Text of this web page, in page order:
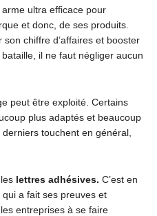
ultra efficace pour
et donc, de ses produits.
chiffre d’affaires et booster
il ne faut négliger aucun
peut être exploité. Certains
plus adaptés et beaucoup
touchent en général,
lettres adhésives. C’est en
a fait ses preuves et
entreprises à se faire